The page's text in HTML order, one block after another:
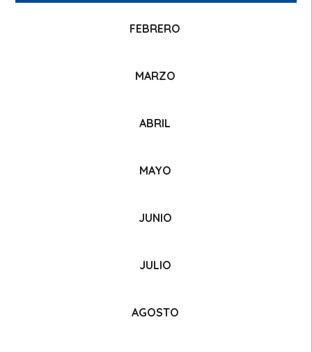
FEBRERO
MARZO
ABRIL
MAYO
JUNIO
JULIO
AGOSTO